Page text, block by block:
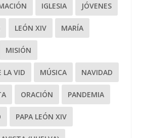
IGLESIA JÓVENES
LEÓN XIV MARÍA
MISIÓN
LA VID MÚSICA NAVIDAD
ORACIÓN PANDEMIA
PAPA LEÓN XIV